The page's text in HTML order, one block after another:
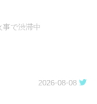
事で渋滞中
2026-08-08